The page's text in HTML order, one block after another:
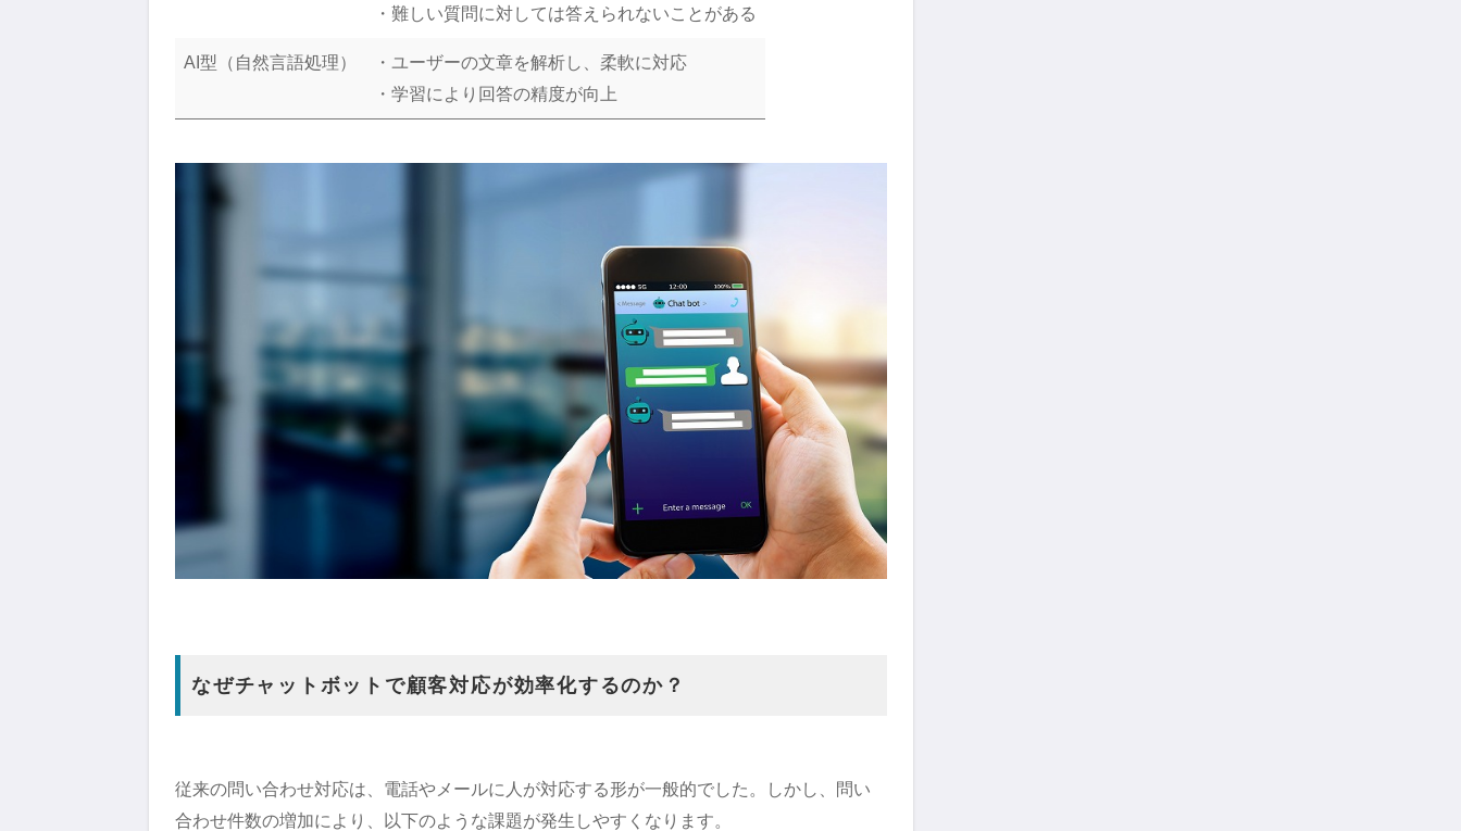
・難しい質問に対しては答えられないことがある
AI型（自然言語処理）
・ユーザーの文章を解析し、柔軟に対応
・学習により回答の精度が向上
なぜチャットボットで顧客対応が効率化するのか？
従来の問い合わせ対応は、電話やメールに人が対応する形が一般的でした。しかし、問い
合わせ件数の増加により、以下のような課題が発生しやすくなります。